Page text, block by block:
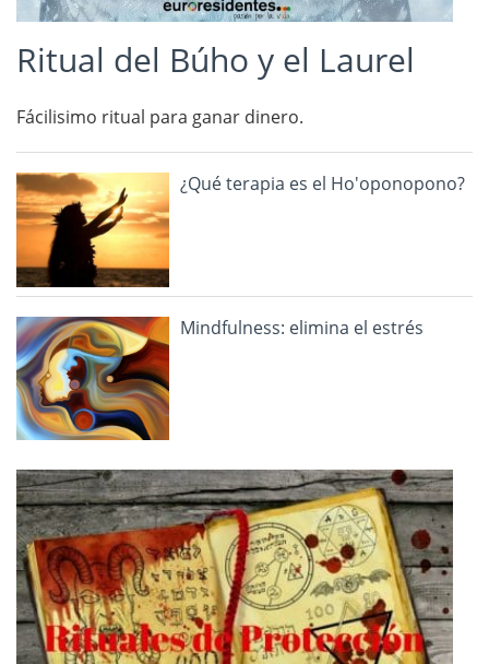
Ritual del Búho y el Laurel
Fácilisimo ritual para ganar dinero.
¿Qué terapia es el Ho'oponopono?
Mindfulness: elimina el estrés